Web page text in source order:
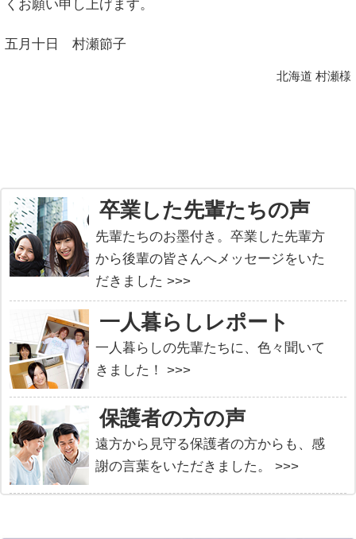
くお願い申し上げます。
五月十日 村瀬節子
北海道 村瀬様
卒業した先輩たちの声
先輩たちのお墨付き。卒業した先輩方
から後輩の皆さんへメッセージをいた
だきました >>>
一人暮らしレポート
一人暮らしの先輩たちに、色々聞いて
きました！ >>>
保護者の方の声
遠方から見守る保護者の方からも、感
謝の言葉をいただきました。 >>>